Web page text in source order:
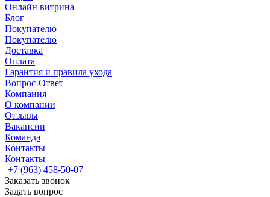
Онлайн витрина
Блог
Покупателю
Покупателю
Доставка
Оплата
Гарантия и правила ухода
Вопрос-Ответ
Компания
О компании
Отзывы
Вакансии
Команда
Контакты
Контакты
+7 (963) 458-50-07
Заказать звонок
Задать вопрос